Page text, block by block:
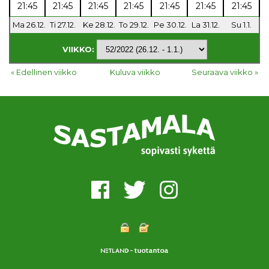
21:45
21:45 21:45 21:45 21:45 21:45 21:45
Ma 26.12. Ti 27.12. Ke 28.12. To 29.12. Pe 30.12. La 31.12. Su 1.1.
VIIKKO:
« Edellinen viikko Kuluva viikko Seuraava viikko »